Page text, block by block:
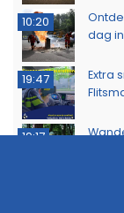
10:20
dag
19:47
Extra
19:17